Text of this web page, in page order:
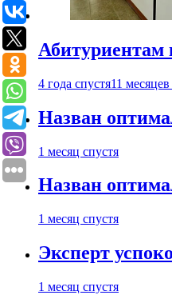
Абитуриентам
4 года спустя11
Назван
1 месяц спустя
Назван
1 месяц спустя
Эксперт
1 месяц спустя